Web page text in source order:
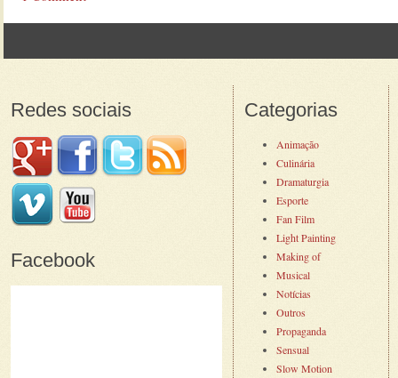
Post navigation
Redes sociais
Facebook
Categorias
Animação
Culinária
Dramaturgia
Esporte
Fan Film
Light Painting
Making of
Musical
Notícias
Outros
Propaganda
Sensual
Slow Motion